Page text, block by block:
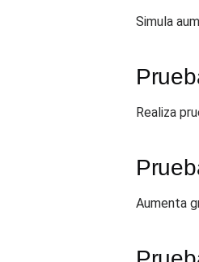
Simula
Realiza
Aumenta